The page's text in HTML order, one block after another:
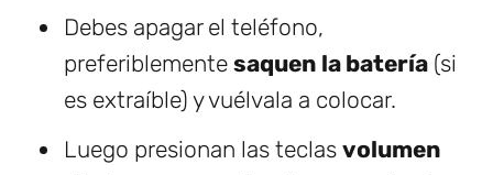
Debes apagar el teléfono,
preferiblemente saquen la batería (si
es extraíble) y vuélvala a colocar.
Luego presionan las teclas volumen